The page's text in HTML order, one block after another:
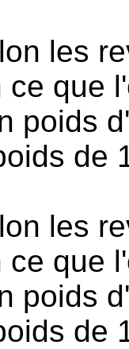
les
ce que
poids
de
les
ce que
poids
de